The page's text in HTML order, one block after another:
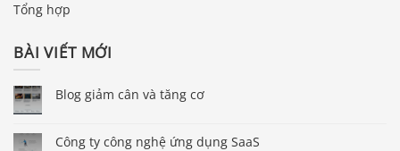
Tổng hợp
BÀI VIẾT MỚI
Blog giảm cân và tăng cơ
Công ty công nghệ ứng dụng SaaS